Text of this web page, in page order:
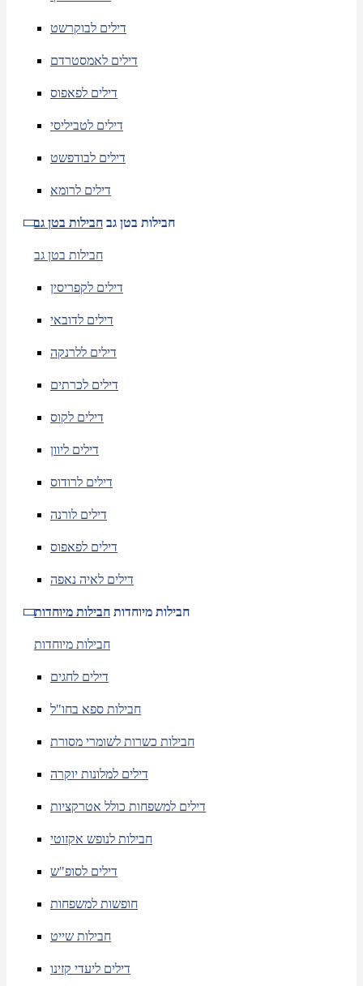
דילים לבוקרשט
דילים לאמסטרדם
דילים לפאפוס
דילים לטביליסי
דילים לבודפשט
דילים לרומא
חבילות בטן גב חבילות בטן גב
חבילות בטן גב
דילים לקפריסין
דילים לדובאי
דילים ללרנקה
דילים לכרתים
דילים לקוס
דילים ליוון
דילים לרודוס
דילים לורנה
דילים לפאפוס
דילים לאיה נאפה
חבילות מיוחדות חבילות מיוחדות
חבילות מיוחדות
דילים לחגים
חבילות ספא בחו"ל
חבילות כשרות לשומרי מסורת
דילים למלונות יוקרה
דילים למשפחות כולל אטרקציות
חבילות לנופש אקזוטי
דילים לסופ"ש
חופשות למשפחות
חבילות שייט
דילים ליעדי קזינו